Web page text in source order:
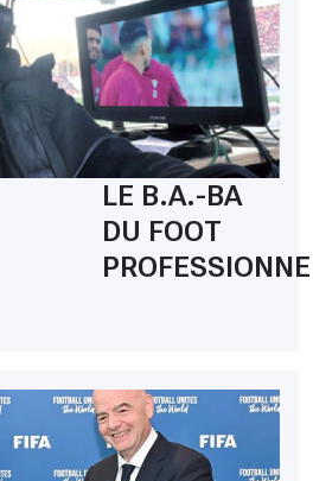
LE B.A.-BA
DU FOOT